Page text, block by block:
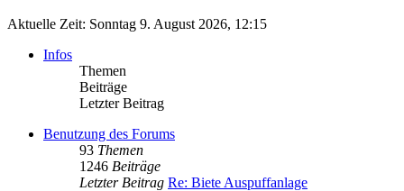
Aktuelle Zeit: Sonntag 9. August 2026, 12:15
Infos
Themen
Beiträge
Letzter Beitrag
Benutzung des Forums
93 Themen
1246 Beiträge
Letzter Beitrag Re: Biete Auspuffanlage